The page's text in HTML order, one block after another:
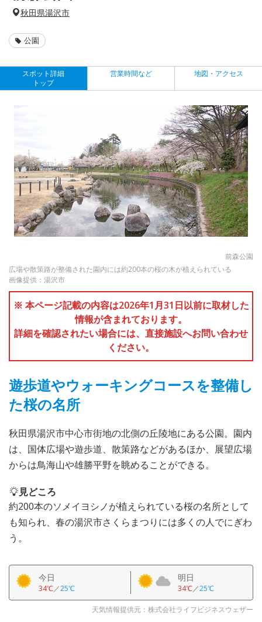
秋田県湯沢市
公園
スポット詳細
トップ
営業時間など 地図・アクセス
前森公園
広場や散策路が整備された園内には約200本の桜の木が植えられている
画像提供：湯沢市
※ 本ページ記載の内容は2026年1月31日以前に取材した
情報が含まれております。
詳細を確認されたい場合には、直接施設へお問い合わせ
ください。
遊歩道やウォーキングコースを整備し
た桜の名所
秋田県湯沢市中心市街地の北側の丘陵地にある公園。園内
は、国体広場や遊歩道、散策路などがあるほか、展望広場
からは鳥海山や雄勝平野を眺めることができる。
見どころ
約200本のソメイヨシノが植えられている桜の名所として
も知られ、春の湯沢市さくらまつりには多くの人でにぎわ
う。
今日
34℃／25℃
明日
34℃／25℃
天気情報提供元：株式会社ライフビジネスウェザー